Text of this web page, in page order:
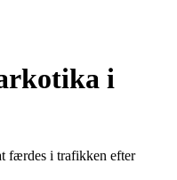
i
færdes i trafikken efter